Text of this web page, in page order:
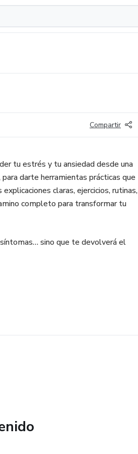
Compartir
tu estrés y tu ansiedad desde una
darte herramientas prácticas que
claras, ejercicios, rutinas,
completo para transformar tu
sino que te devolverá el